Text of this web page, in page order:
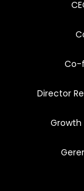
Co-
Director
Growth